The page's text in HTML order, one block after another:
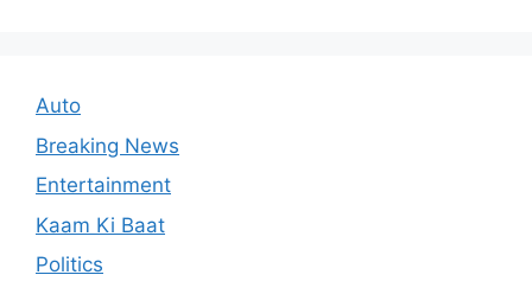
Auto
Breaking News
Entertainment
Kaam Ki Baat
Politics